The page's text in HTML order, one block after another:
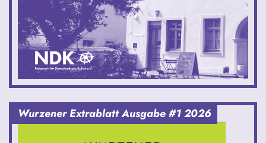
Wurzener Extrablatt Ausgabe #1 2026